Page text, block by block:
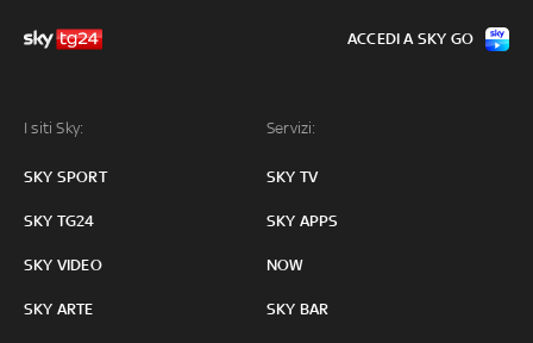
I siti Sky:
SKY SPORT
SKY TG24
SKY VIDEO
SKY ARTE
Servizi:
SKY TV
SKY APPS
NOW
SKY BAR
ACCEDI A SKY GO